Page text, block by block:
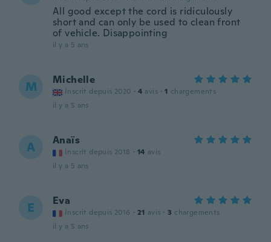
All good except the cord is ridiculously
short and can only be used to clean front
of vehicle. Disappointing
il y a 5 ans
M Michelle
Inscrit depuis 2020 · 4 avis · 1 chargements
il y a 5 ans
A Anaïs
Inscrit depuis 2018 · 14 avis
il y a 5 ans
E Eva
Inscrit depuis 2016 · 21 avis · 3 chargements
il y a 5 ans